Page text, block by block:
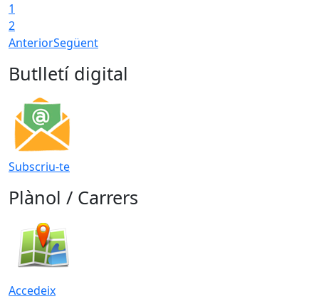
1
2
AnteriorSegüent
Butlletí digital
Subscriu-te
Plànol / Carrers
Accedeix